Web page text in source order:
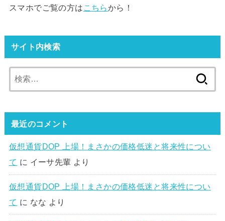
スマホでご覧の方は こちらから！
サイト内検索
索:
最近のコメント
仮想通貨DOP 上場！まさかの価格低迷と将来性につい
て に イーサ先輩 より
仮想通貨DOP 上場！まさかの価格低迷と将来性につい
て に なな より